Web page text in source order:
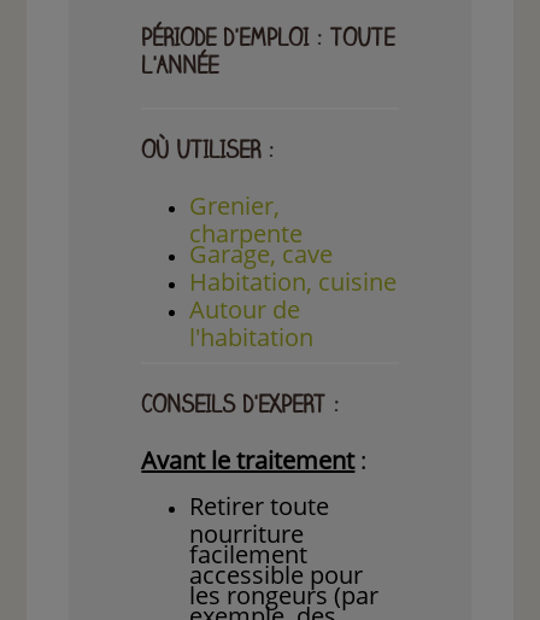
PÉRIODE D'EMPLOI : TOUTE
L'ANNÉE
OÙ UTILISER :
Grenier,
charpente
Garage, cave
Habitation, cuisine
Autour de
l'habitation
CONSEILS D'EXPERT :
Avant le traitement:
Retirer toute
nourriture
facilement
accessible pour
les rongeurs (par
exemple, des